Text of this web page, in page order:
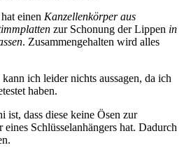
einen Kanzellenkörper aus
zur Schonung der Lippen in
. Zusammengehalten wird alles
ich leider nichts aussagen, da ich
haben.
dass diese keine Ösen zur
Schlüsselanhängers hat. Dadurch